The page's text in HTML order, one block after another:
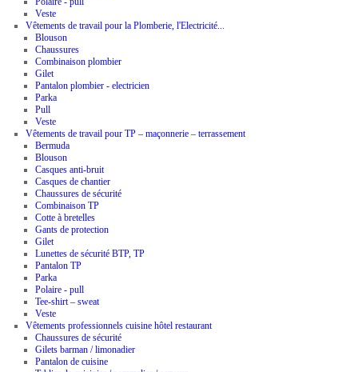
Veste
Vêtements de travail pour la Plomberie, l'Electricité...
Blouson
Chaussures
Combinaison plombier
Gilet
Pantalon plombier - electricien
Parka
Pull
Veste
Vêtements de travail pour TP – maçonnerie – terrassement
Bermuda
Blouson
Casques anti-bruit
Casques de chantier
Chaussures de sécurité
Combinaison TP
Cotte à bretelles
Gants de protection
Gilet
Lunettes de sécurité BTP, TP
Pantalon TP
Parka
Polaire - pull
Tee-shirt – sweat
Veste
Vêtements professionnels cuisine hôtel restaurant
Chaussures de sécurité
Gilets barman / limonadier
Pantalon de cuisine